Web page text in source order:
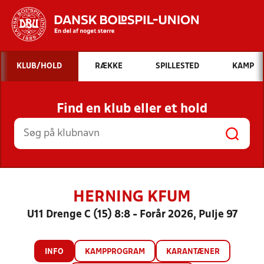
Hvad vil du søge efter?
INDHOLD OG NYHEDER
STILLINGER, RESULTATER, KLUBBER OG
HOLD
KLUB/HOLD RÆKKE SPILLESTED KAMP
Find en klub eller et hold
HERNING KFUM
U11 Drenge C (15) 8:8 - Forår 2026, Pulje 97
INFO KAMPPROGRAM KARANTÆNER